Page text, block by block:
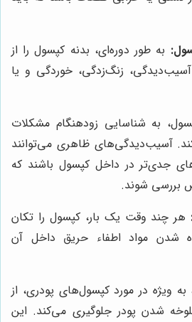
به طور دوره‌ای، بدنه کپسول را از
زنگ‌زدگی، خوردگی و یا
به شناسایی زودهنگام مشکلات
آسیب‌دیدگی‌های ظاهری می‌توانند
جدی‌تر در داخل کپسول باشند که
بررسی شوند.
هر چند وقت یک بار، کپسول را تکان
شدن مواد اطفاء حریق داخل آن
ویژه در مورد کپسول‌های پودری، از
شدن پودر جلوگیری می‌کند. این